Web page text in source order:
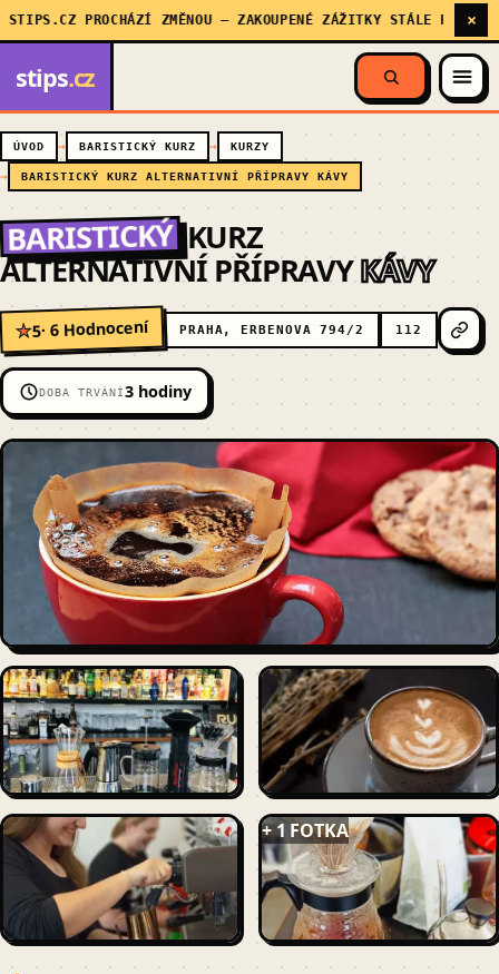
PROCHÁZÍ ZMĚNOU — ZAKOUPENÉ ZÁŽITKY STÁLE PLATÍ,×
stips.cz
ÚVOD BARISTICKÝ KURZ KURZY
BARISTICKÝ KURZ ALTERNATIVNÍ PŘÍPRAVY KÁVY
BARISTICKÝKURZ
ALTERNATIVNÍ PŘÍPRAVYKÁVY
★5· 6 Hodnocení PRAHA, ERBENOVA 794/2 112
DOBA TRVÁNÍ3 hodiny
+ 1 FOTKA